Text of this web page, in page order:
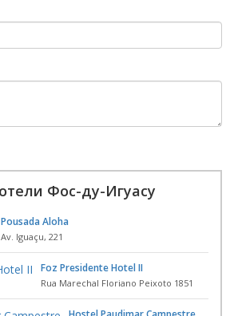
Фос-ду-Игуасу
Pousada Aloha
Av. Iguaçu, 221
Foz Presidente Hotel II
Rua Marechal Floriano Peixoto 1851